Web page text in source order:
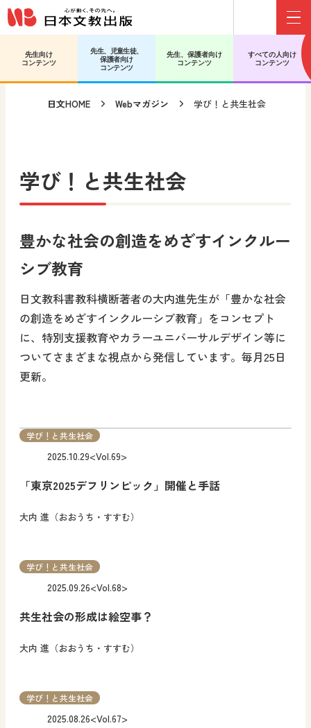
メインコンテンツへ移動
サブコンテンツへ移動
先生向け
コンテンツ
先生、児童生徒、
保護者向け
コンテンツ
先生、保護者向け
コンテンツ
すべての人向け
コンテンツ
日文HOME Webマガジン 学び！と共生社会
学び！と共生社会
豊かな社会の創造をめざすインクルー
シブ教育
日文教科書教科横断著者の大内進先生が「豊かな社会
の創造をめざすインクルーシブ教育」をコンセプト
に、特別支援教育やカラーユニバーサルデザイン等に
ついてさまざまな視点から発信しています。毎月25日
更新。
「東京2025デフリンピック」開催と手話
大内 進（おおうち・すすむ）
2025.10.29<Vol.69>
学び！と共生社会
共生社会の形成は絵空事？
大内 進（おおうち・すすむ）
2025.09.26<Vol.68>
学び！と共生社会
2025.08.26<Vol.67>
学び！と共生社会